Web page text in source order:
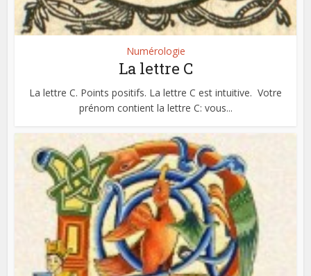
Numérologie
La lettre C
La lettre C. Points positifs. La lettre C est intuitive. Votre
prénom contient la lettre C: vous...